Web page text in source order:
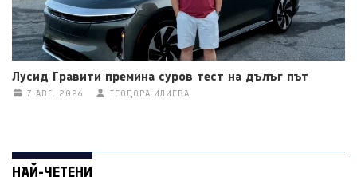
Лусид Гравити премина суров тест на дълъг път
7 АВГ. 2026 ТЕОДОРА ИЛИЕВА
НАЙ-ЧЕТЕНИ